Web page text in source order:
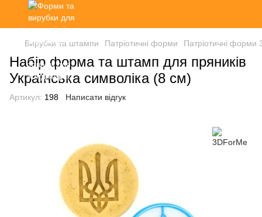
Вирубки та штампи Патріотичні форми Патріотичні форми
Набір форма та штамп для пряників
Українська символіка (8 см)
Артикул: 198 Написати відгук